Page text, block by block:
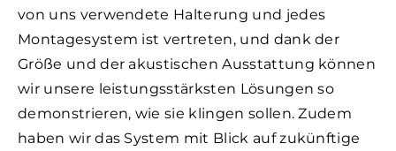
von uns verwendete Halterung und jedes
Montagesystem ist vertreten, und dank der
Größe und der akustischen Ausstattung können
wir unsere leistungsstärksten Lösungen so
demonstrieren, wie sie klingen sollen. Zudem
haben wir das System mit Blick auf zukünftige